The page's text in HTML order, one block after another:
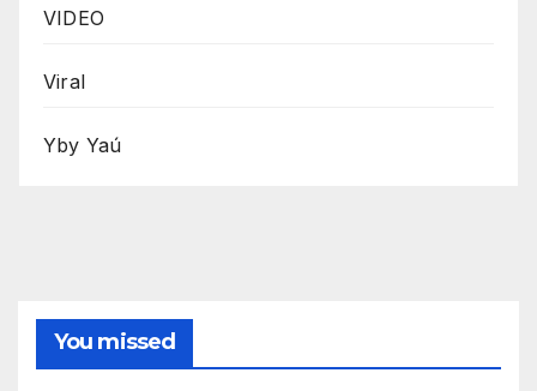
VIDEO
Viral
Yby Yaú
You missed